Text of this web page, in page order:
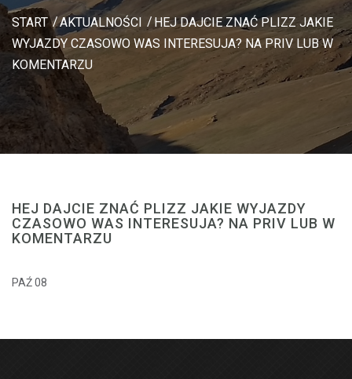
START AKTUALNOŚCI
HEJ DAJCIE ZNAĆ PLIZZ JAKIE
WYJAZDY CZASOWO WAS INTERESUJA? NA PRIV LUB W
KOMENTARZU
HEJ DAJCIE ZNAĆ PLIZZ JAKIE WYJAZDY
CZASOWO WAS INTERESUJA? NA PRIV LUB W
KOMENTARZU
PAŹ 08